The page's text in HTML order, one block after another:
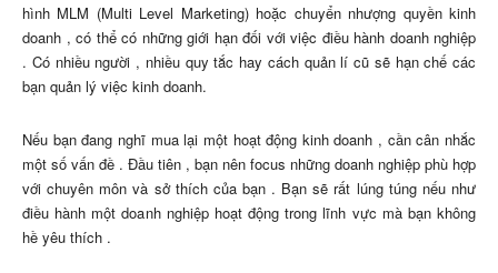
hình MLM (Multi Level Marketing) hoặc chuyển nhượng quyền kinh
doanh , có thể có những giới hạn đối với việc điều hành doanh nghiệp
. Có nhiều người , nhiều quy tắc hay cách quản lí cũ sẽ hạn chế các
bạn quản lý việc kinh doanh.
Nếu bạn đang nghĩ mua lại một hoạt động kinh doanh , cần cân nhắc
một số vấn đề . Đầu tiên , bạn nên focus những doanh nghiệp phù hợp
với chuyên môn và sở thích của bạn . Bạn sẽ rất lúng túng nếu như
điều hành một doanh nghiệp hoạt động trong lĩnh vực mà bạn không
hề yêu thích .